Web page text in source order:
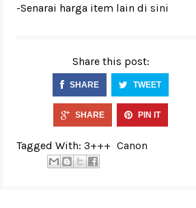
-Senarai harga item lain di sini
Share this post:
SHARE TWEET
SHARE PIN IT
Tagged With: 3+++ Canon